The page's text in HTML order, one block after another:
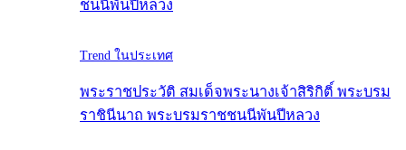
ชนนีพันปีหลวง
Trend ในประเทศ
พระราชประวัติ สมเด็จพระนางเจ้าสิริกิติ์ พระบรม
ราชินีนาถ พระบรมราชชนนีพันปีหลวง